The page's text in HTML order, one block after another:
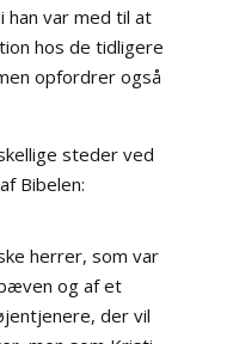
han var med til at
hos de tidligere
opfordrer også
steder ved
Bibelen:
herrer, som var
og af et
der vil